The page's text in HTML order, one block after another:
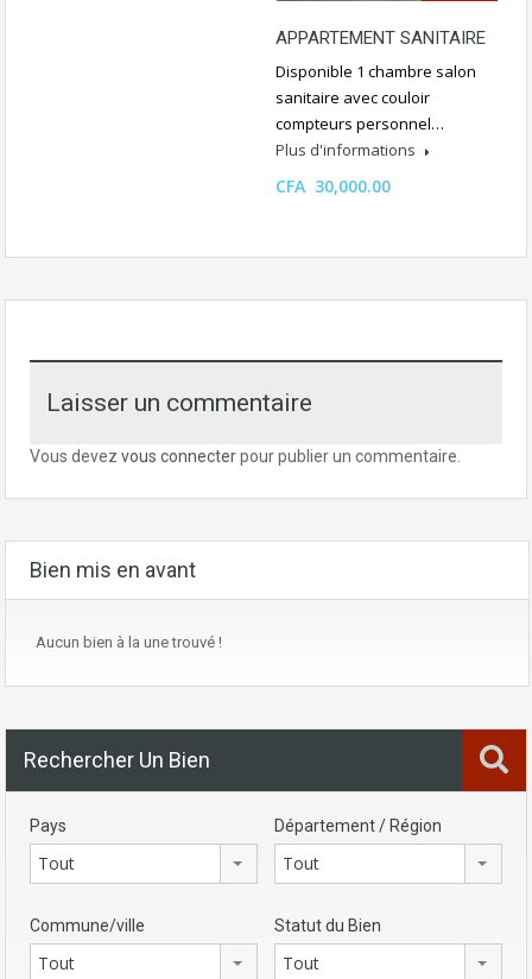
APPARTEMENT SANITAIRE
Disponible 1 chambre salon
sanitaire avec couloir
compteurs personnel…
Plus d'informations
CFA 30,000.00
Laisser un commentaire
Vous devez vous connecterpour publier un commentaire.
Bien mis en avant
Aucun bien à la une trouvé !
Rechercher Un Bien
Pays
Tout
Département / Région
Tout
Commune/ville
Tout
Statut du Bien
Tout